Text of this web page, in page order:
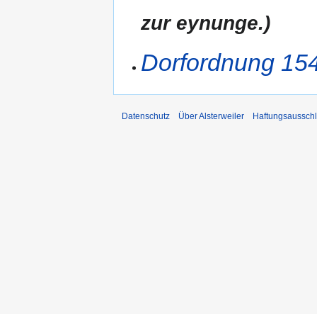
zur eynunge.)
Dorfordnung
Datenschutz Über Alsterweiler